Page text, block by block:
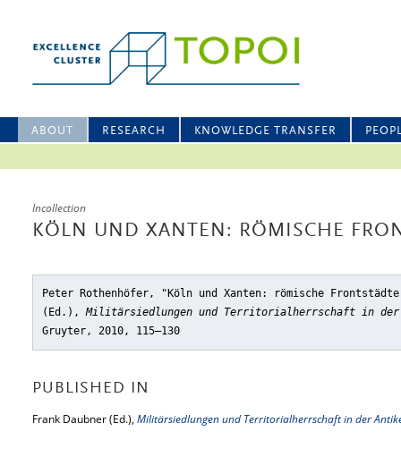
ABOUT RESEARCH KNOWLEDGE TRANSFER
Incollection
KÖLN UND XANTEN: RÖMISCHE
Peter Rothenhöfer, "Köln und Xanten: römische Frontstädte
(Ed.),Militärsiedlungen und Territorialherrschaft in der
Gruyter, 2010, 115–130
PUBLISHED IN
Frank Daubner (Ed.), Militärsiedlungen und Territorialherrschaft in der